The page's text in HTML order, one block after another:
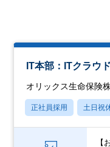
IT本部：ITクラウ
オリックス生命保険
正社員採用 土日祝
【